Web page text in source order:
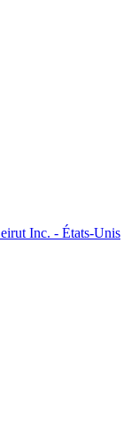
Inc. - États-Unis